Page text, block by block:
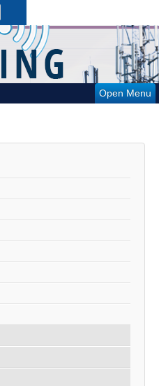
Open Menu